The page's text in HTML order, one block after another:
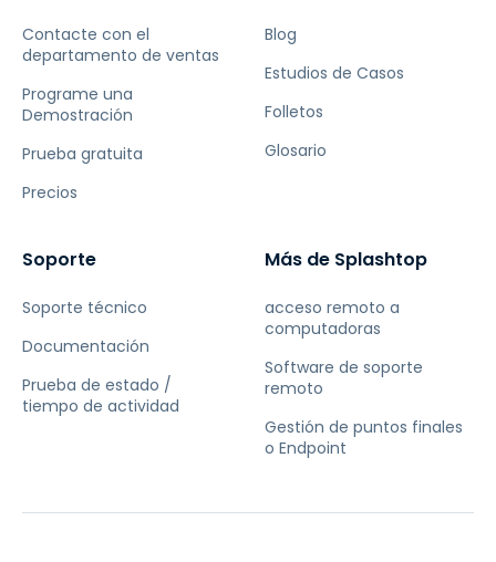
Contacte con el
departamento de ventas
Programe una
Demostración
Prueba gratuita
Precios
Blog
Estudios de Casos
Folletos
Glosario
Soporte
Soporte técnico
Documentación
Prueba de estado /
tiempo de actividad
Más de Splashtop
acceso remoto a
computadoras
Software de soporte
remoto
Gestión de puntos finales
o Endpoint